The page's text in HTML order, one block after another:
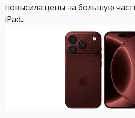
повысила цены на большую
iPad...